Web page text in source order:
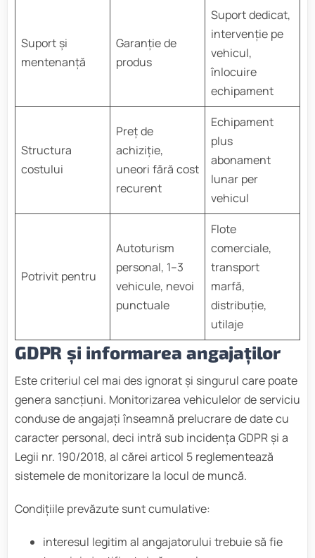
Suport și
mentenanță
Garanție de
produs
Suport dedicat,
intervenție pe
vehicul,
înlocuire
echipament
Structura
costului
Preț de
achiziție,
uneori fără cost
recurent
Echipament
plus
abonament
lunar per
vehicul
Potrivit pentru
Autoturism
personal, 1–3
vehicule, nevoi
punctuale
Flote
comerciale,
transport
marfă,
distribuție,
utilaje
GDPR și informarea angajaților
Este criteriul cel mai des ignorat și singurul care poate
genera sancțiuni. Monitorizarea vehiculelor de serviciu
conduse de angajați înseamnă prelucrare de date cu
caracter personal, deci intră sub incidența GDPR și a
Legii nr. 190/2018, al cărei articol 5 reglementează
sistemele de monitorizare la locul de muncă.
Condițiile prevăzute sunt cumulative:
interesul legitim al angajatorului trebuie să fie